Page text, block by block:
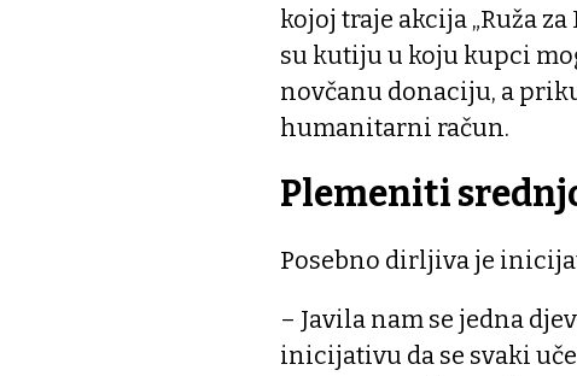
kojoj traje akcija „Ruža
su kutiju u koju kupci
novčanu donaciju, a
humanitarni račun.
Plemeniti
Posebno dirljiva je
– Javila nam se jedna
inicijativu da se svaki